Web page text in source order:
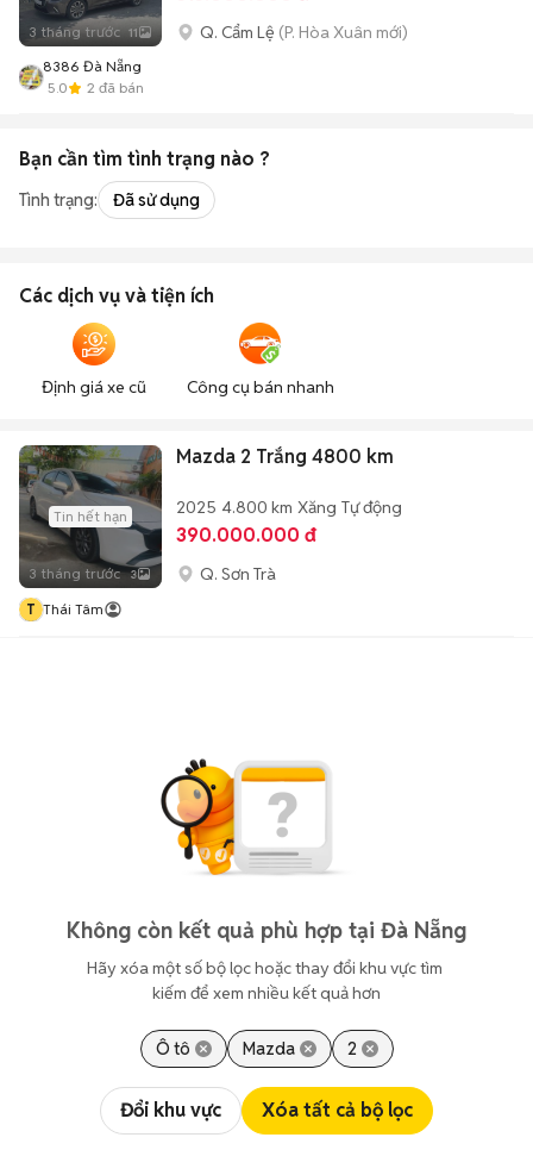
3 tháng trước 11 Q. Cẩm Lệ (P. Hòa Xuân mới)
8386 Đà Nẵng
5.0
2 đã bán
Bạn cần tìm tình trạng nào ?
Tình trạng: Đã sử dụng
Các dịch vụ và tiện ích
Định giá xe cũ Công cụ bán nhanh
Tin hết hạn
3 tháng trước 3
Mazda 2 Trắng 4800 km
2025 4.800 km Xăng Tự động
390.000.000 đ
Q. Sơn Trà
T Thái Tâm
Không còn kết quả phù hợp tại Đà Nẵng
Hãy xóa một số bộ lọc hoặc thay đổi khu vực tìm
kiếm để xem nhiều kết quả hơn
Ô tô Mazda 2
Đổi khu vực Xóa tất cả bộ lọc